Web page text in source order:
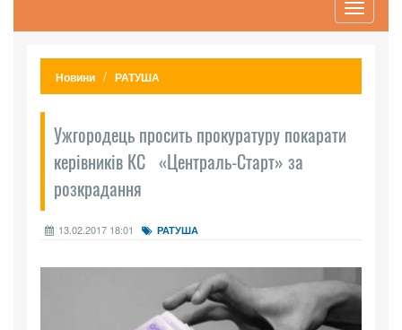
Toggle
Новини РАТУША
Ужгородець просить прокура­туру покарати
керівників КС «Централь-Старт» за
розкрадання
13.02.2017 18:01 РАТУША